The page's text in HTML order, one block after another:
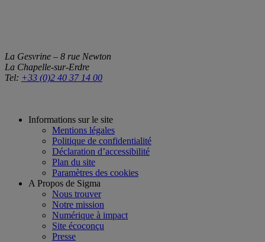
La Gesvrine – 8 rue Newton
La Chapelle-sur-Erdre
Tel: +33 (0)2 40 37 14 00
Informations sur le site
Mentions légales
Politique de confidentialité
Déclaration d’accessibilité
Plan du site
Paramètres des cookies
A Propos de Sigma
Nous trouver
Notre mission
Numérique à impact
Site écoconçu
Presse